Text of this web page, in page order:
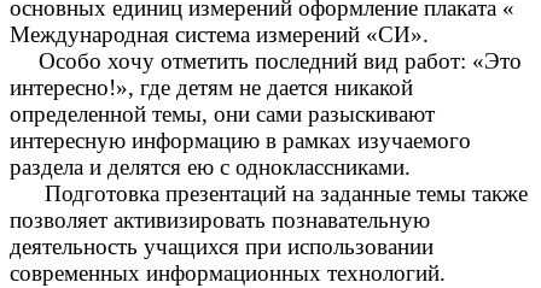
основных единиц измерений оформление плаката «
Международная система измерений «СИ».
Особо хочу отметить последний вид работ: «Это
интересно!», где детям не дается никакой
определенной темы, они сами разыскивают
интересную информацию в рамках изучаемого
раздела и делятся ею с одноклассниками.
Подготовка презентаций на заданные темы также
позволяет активизировать познавательную
деятельность учащихся при использовании
современных информационных технологий.